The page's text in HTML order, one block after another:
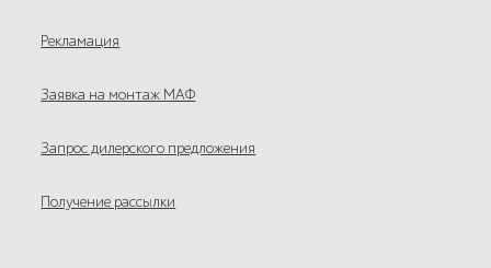
Рекламация
Заявка на монтаж МАФ
Запрос дилерского предложения
Получение рассылки